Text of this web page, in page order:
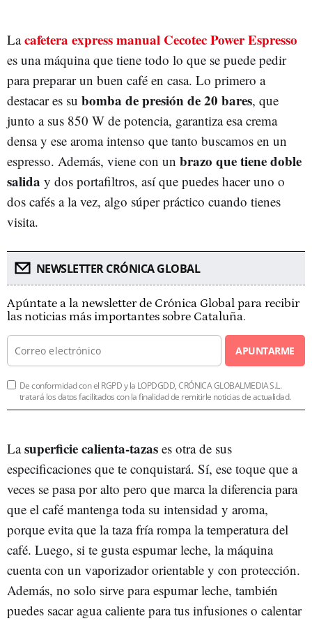
Lacafetera express manual Cecotec Power Espresso
es una máquina que tiene todo lo que se puede pedir
para preparar un buen café en casa. Lo primero a
destacar es su bomba de presión de 20 bares, que
junto a sus 850 W de potencia, garantiza esa crema
densa y ese aroma intenso que tanto buscamos en un
espresso. Además, viene con un brazo que tiene doble
salida y dos portafiltros, así que puedes hacer uno o
dos cafés a la vez, algo súper práctico cuando tienes
visita.
NEWSLETTER CRÓNICA GLOBAL
Apúntate a la newsletter de Crónica Global para recibir
las noticias más importantes sobre Cataluña.
APUNTARME
De conformidad con el RGPD y la LOPDGDD, CRÓNICA GLOBALMEDIA S.L.
tratará los datos facilitados con la finalidad de remitirle noticias de actualidad.
Lasuperficie calienta-tazas es otra de sus
especificaciones que te conquistará. Sí, ese toque que a
veces se pasa por alto pero que marca la diferencia para
que el café mantenga toda su intensidad y aroma,
porque evita que la taza fría rompa la temperatura del
café. Luego, si te gusta espumar leche, la máquina
cuenta con un vaporizador orientable y con protección.
Además, no solo sirve para espumar leche, también
puedes sacar agua caliente para tus infusiones o calentar